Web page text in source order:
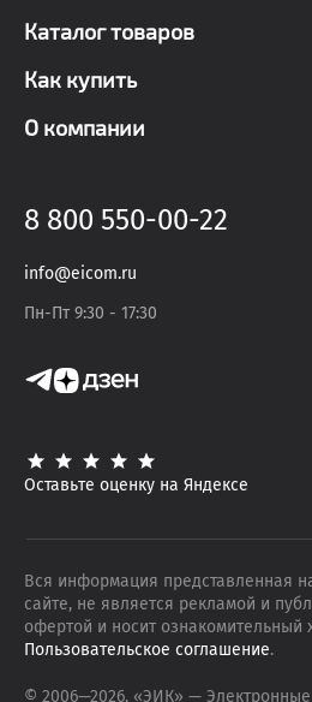
Каталог товаров
Как купить
О компании
8 800 550-00-22
info@eicom.ru
Пн-Пт 9:30 - 17:30
Оставьте оценку на Яндексе
Вся информация представленная
сайте, не является рекламой и
офертой и носит ознакомительный
Пользовательское соглашение.
© 2006—2026, «ЭИК» — Электронные